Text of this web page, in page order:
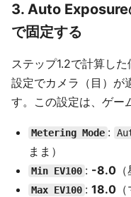
3. Auto Exposure
で固定する
ステップ1.2で計算した
設定でカメラ（目）が
す。この設定は、ゲー
Metering Mode :
まま）
Min EV100 : -8.0
Max EV100 : 18.0